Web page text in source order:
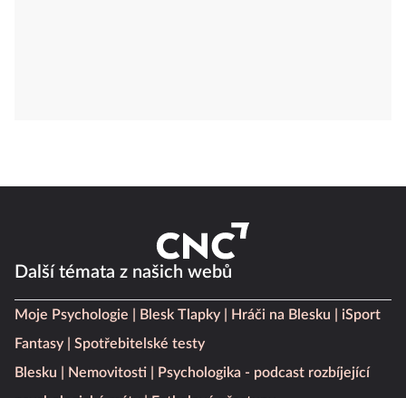
Další témata z našich webů
Moje Psychologie Blesk Tlapky Hráči na Blesku
iSport
Fantasy
Spotřebitelské testy
Blesku
Nemovitosti
Psychologika - podcast rozbíjející